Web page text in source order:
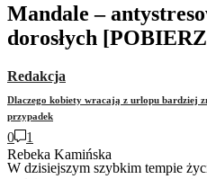
Dlaczego kobiety wracają z urlopu bardziej
przypadek
Rebeka Kamińska
Mandale –
dorosłych
Redakcja
0
1
W dzisiejszym szybkim tempie